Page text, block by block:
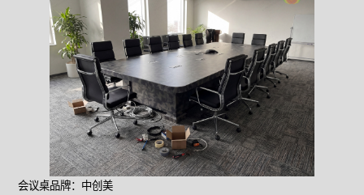
会议桌品牌：中创美